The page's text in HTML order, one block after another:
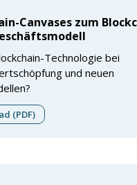
Canvases zum
Technologie bei
und neuen
(PDF)